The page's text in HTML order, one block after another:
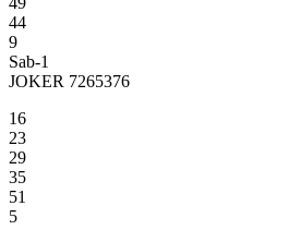
44
9
Sab-1
JOKER 7265376
16
23
29
35
51
5